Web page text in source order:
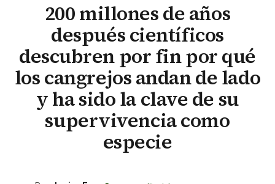
200 millones de años
después científicos
descubren por fin por qué
los cangrejos andan de lado
y ha sido la clave de su
supervivencia como
especie